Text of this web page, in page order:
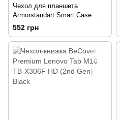
Чехол для планшета
Armorstandart Smart Case
Lenovo Tab M10 HD (2 Gen)
Blue/Синий
552 грн